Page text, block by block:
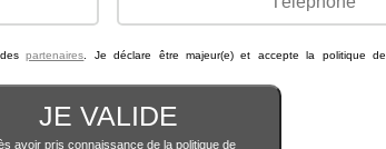
despartenaires. Je déclare être majeur(e) et accepte la politique de
JE VALIDE
avoir pris connaissance de la politique de